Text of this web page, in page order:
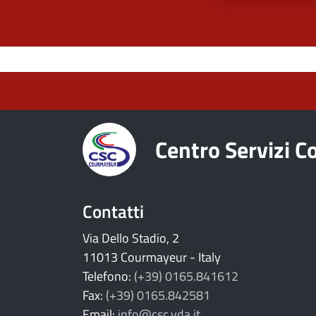
Centro Servizi
Contatti
Via Dello Stadio, 2
11013 Courmayeur - Italy
Telefono: (+39) 0165.841612
Fax: (+39) 0165.842581